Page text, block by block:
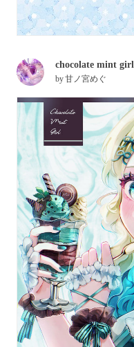
chocolate mint girl
by甘ノ宮めぐ